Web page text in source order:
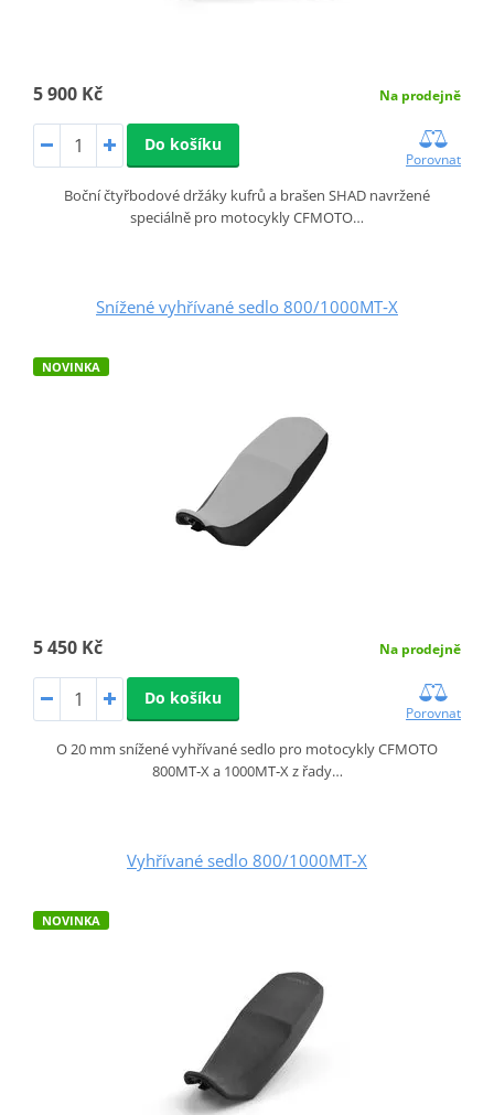
5 900 Kč Na prodejně
Do košíku
Porovnat
Boční čtyřbodové držáky kufrů a brašen SHAD navržené
speciálně pro motocykly CFMOTO…
Snížené vyhřívané sedlo 800/1000MT‑X
NOVINKA
5 450 Kč Na prodejně
Do košíku
Porovnat
O 20 mm snížené vyhřívané sedlo pro motocykly CFMOTO
800MT‑X a 1000MT‑X z řady…
Vyhřívané sedlo 800/1000MT‑X
NOVINKA